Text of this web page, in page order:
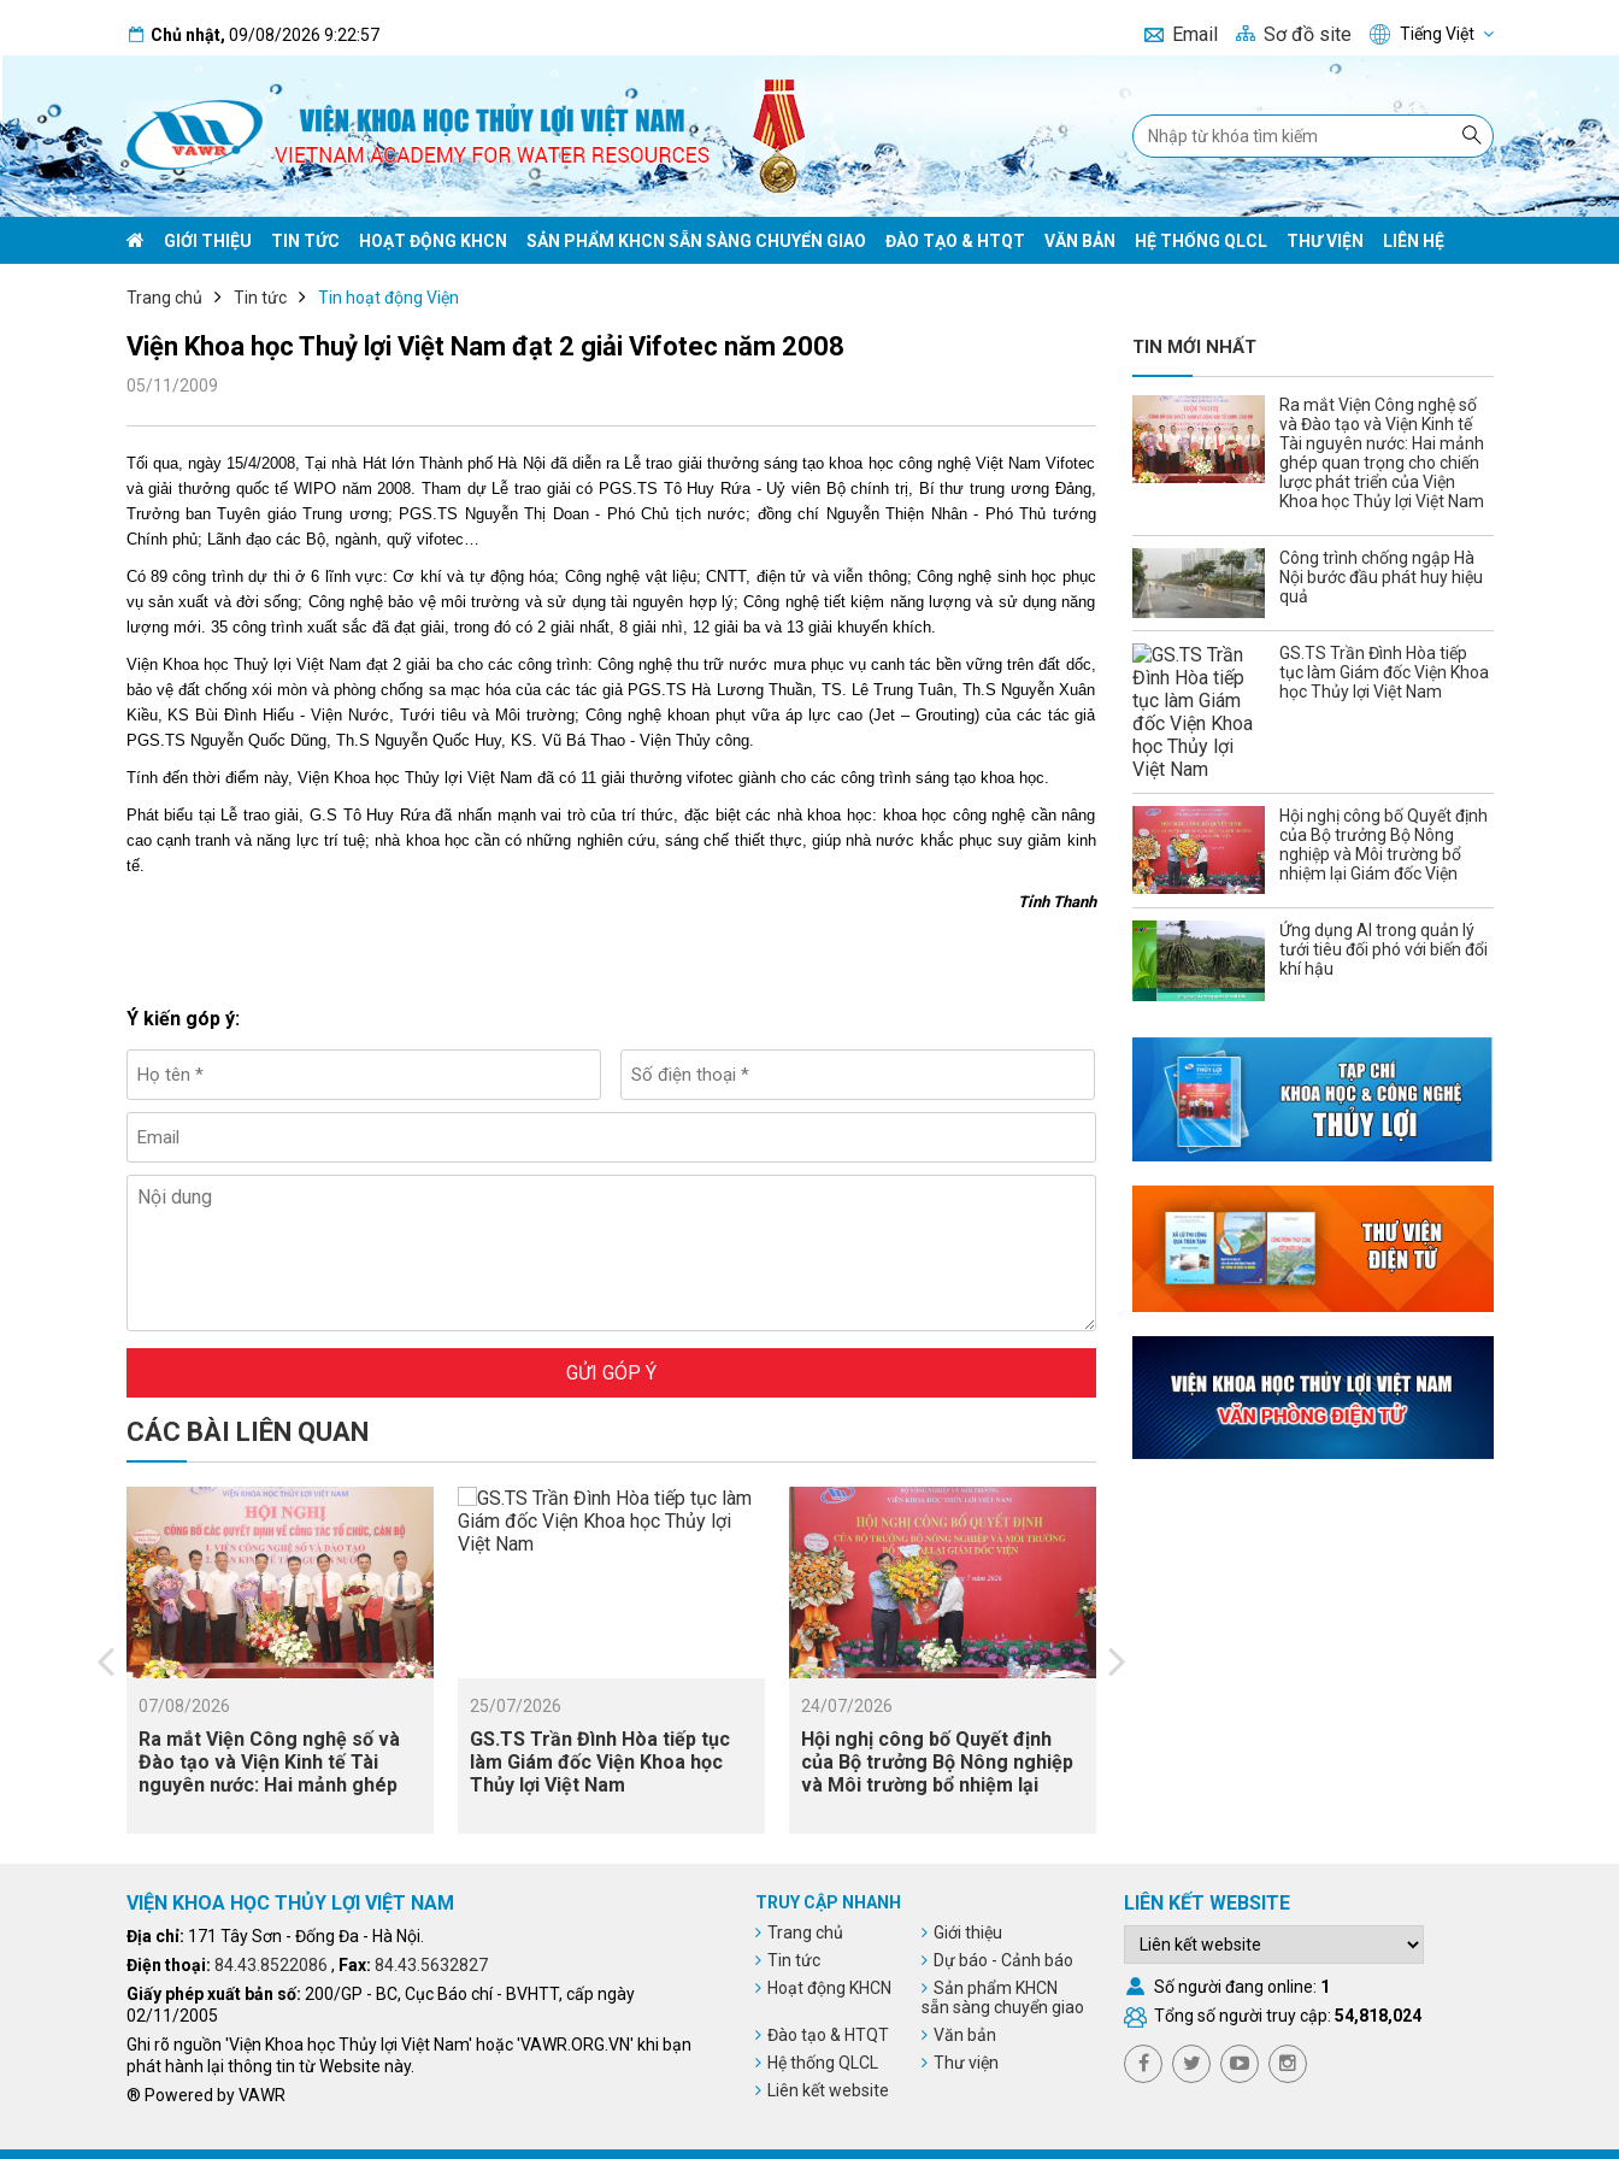
Chủ nhật, 09/08/2026 9:22:58 Email Sơ đồ site Tiếng Việt
GIỚI THIỆU TIN TỨC HOẠT ĐỘNG KHCN SẢN PHẨM KHCN SẴN SÀNG CHUYỂN GIAO ĐÀO TẠO & HTQT VĂN BẢN HỆ THỐNG QLCL THƯ VIỆN LIÊN HỆ
Trang chủ Tin tức Tin hoạt động Viện
Viện Khoa học Thuỷ lợi Việt Nam đạt 2 giải Vifotec năm 2008
05/11/2009
Tối qua, ngày 15/4/2008, Tại nhà Hát lớn Thành phố Hà Nội đã diễn ra Lễ trao giải thưởng sáng tạo khoa học công nghệ Việt Nam Vifotec
và giải thưởng quốc tế WIPO năm 2008. Tham dự Lễ trao giải có PGS.TS Tô Huy Rứa - Uỷ viên Bộ chính trị, Bí thư trung ương Đảng,
Trưởng ban Tuyên giáo Trung ương; PGS.TS Nguyễn Thị Doan - Phó Chủ tịch nước; đồng chí Nguyễn Thiện Nhân - Phó Thủ tướng
Chính phủ; Lãnh đạo các Bộ, ngành, quỹ vifotec…
Có 89 công trình dự thi ở 6 lĩnh vực: Cơ khí và tự động hóa; Công nghệ vật liệu; CNTT, điện tử và viễn thông; Công nghệ sinh học phục
vụ sản xuất và đời sống; Công nghệ bảo vệ môi trường và sử dụng tài nguyên hợp lý; Công nghệ tiết kiệm năng lượng và sử dụng năng
lượng mới. 35 công trình xuất sắc đã đạt giải, trong đó có 2 giải nhất, 8 giải nhì, 12 giải ba và 13 giải khuyến khích.
Viện Khoa học Thuỷ lợi Việt Nam đạt 2 giải ba cho các công trình: Công nghệ thu trữ nước mưa phục vụ canh tác bền vững trên đất dốc,
bảo vệ đất chống xói mòn và phòng chống sa mạc hóa của các tác giả PGS.TS Hà Lương Thuần, TS. Lê Trung Tuân, Th.S Nguyễn Xuân
Kiều, KS Bùi Đình Hiếu - Viện Nước, Tưới tiêu và Môi trường; Công nghệ khoan phụt vữa áp lực cao (Jet – Grouting) của các tác giả
PGS.TS Nguyễn Quốc Dũng, Th.S Nguyễn Quốc Huy, KS. Vũ Bá Thao - Viện Thủy công.
Tính đến thời điểm này, Viện Khoa học Thủy lợi Việt Nam đã có 11 giải thưởng vifotec giành cho các công trình sáng tạo khoa học.
Phát biểu tại Lễ trao giải, G.S Tô Huy Rứa đã nhấn mạnh vai trò của trí thức, đặc biệt các nhà khoa học: khoa học công nghệ cần nâng
cao cạnh tranh và năng lực trí tuệ; nhà khoa học cần có những nghiên cứu, sáng chế thiết thực, giúp nhà nước khắc phục suy giảm kinh
tế.
Tỉnh Thanh
Ý kiến góp ý:
GỬI GÓP Ý
CÁC BÀI LIÊN QUAN
07/08/2026
Ra mắt Viện Công nghệ số và
Đào tạo và Viện Kinh tế Tài
nguyên nước: Hai mảnh ghép
25/07/2026
GS.TS Trần Đình Hòa tiếp tục
làm Giám đốc Viện Khoa học
Thủy lợi Việt Nam
24/07/2026
Hội nghị công bố Quyết định
của Bộ trưởng Bộ Nông nghiệp
và Môi trường bổ nhiệm lại
TIN MỚI NHẤT
Ra mắt Viện Công nghệ số
và Đào tạo và Viện Kinh tế
Tài nguyên nước: Hai mảnh
ghép quan trọng cho chiến
lược phát triển của Viện
Khoa học Thủy lợi Việt Nam
Công trình chống ngập Hà
Nội bước đầu phát huy hiệu
quả
GS.TS Trần Đình Hòa tiếp
tục làm Giám đốc Viện Khoa
học Thủy lợi Việt Nam
Hội nghị công bố Quyết định
của Bộ trưởng Bộ Nông
nghiệp và Môi trường bổ
nhiệm lại Giám đốc Viện
Ứng dụng AI trong quản lý
tưới tiêu đối phó với biến đổi
khí hậu
VIỆN KHOA HỌC THỦY LỢI VIỆT NAM
Địa chỉ: 171 Tây Sơn - Đống Đa - Hà Nội.
Điện thoại: 84.43.8522086 , Fax: 84.43.5632827
Giấy phép xuất bản số: 200/GP - BC, Cục Báo chí - BVHTT, cấp ngày
02/11/2005
Ghi rõ nguồn 'Viện Khoa học Thủy lợi Việt Nam' hoặc 'VAWR.ORG.VN' khi bạn
phát hành lại thông tin từ Website này.
® Powered by VAWR
TRUY CẬP NHANH
Trang chủ
Giới thiệu
Tin tức
Dự báo - Cảnh báo
Hoạt động KHCN
Sản phẩm KHCN
sẵn sàng chuyển giao
Đào tạo & HTQT
Văn bản
Hệ thống QLCL
Thư viện
Liên kết website
LIÊN KẾT WEBSITE
Số người đang online: 1
Tổng số người truy cập:54,818,024